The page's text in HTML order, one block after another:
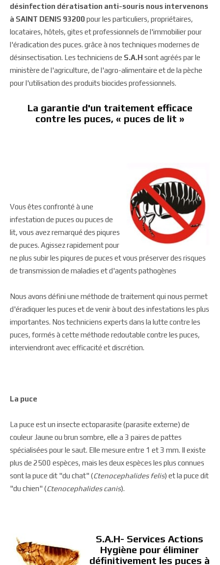
désinfection dératisation anti-souris nous intervenons
à SAINT DENIS 93200pour les particuliers, propriétaires,
locataires, hôtels, gites et professionnels de l'immobilier pour
l'éradication des puces. grâce à nos techniques modernes de
désinsectisation. Les techniciens de S.A.H sont agréés par le
ministère de l'agriculture, de l'agro-alimentaire et de la pèche
pour l'utilisation des produits biocides professionnels.
La garantie d'un traitement efficace
contre les puces, « puces de lit »
Vous êtes confronté à une
infestation de puces ou puces de
lit, vous avez remarqué des piqures
de puces. Agissez rapidement pour
ne plus subir les piqures de puces et vous préserver des risques
de transmission de maladies et d'agents pathogènes
Nous avons défini une méthode de traitement qui nous permet
d'éradiquer les puces et de venir à bout des infestations les plus
importantes. Nos techniciens experts dans la lutte contre les
puces, formés à cette méthode redoutable contre les puces,
interviendront avec efficacité et discrétion.
La puce
La puce est un insecte ectoparasite (parasite externe) de
couleur Jaune ou brun sombre, elle a 3 paires de pattes
spécialisées pour le saut. Elle mesure entre 1 et 3 mm. Il existe
plus de 2500 espèces, mais les deux espèces les plus connues
sont la puce dit "du chat" (Ctenocephalides felis) et la puce dit
"du chien" (Ctenocephalides canis).
S.A.H- Services Actions
Hygiène pour éliminer
définitivement les puces à